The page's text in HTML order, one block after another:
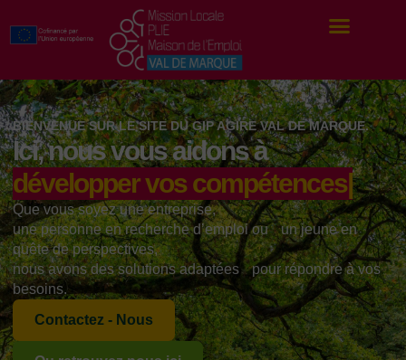
BIENVENUE SUR LE SITE DU GIP AGIRE VAL DE MARQUE.
Ici, nous vous aidons àrecru
Que vous soyez une entreprise,
une personne en recherche d’emploi ou un jeune en
quête de perspectives,
nous avons des solutions adaptées pour répondre à vos
besoins.
Contactez - Nous
Ou retrouvez nous ici